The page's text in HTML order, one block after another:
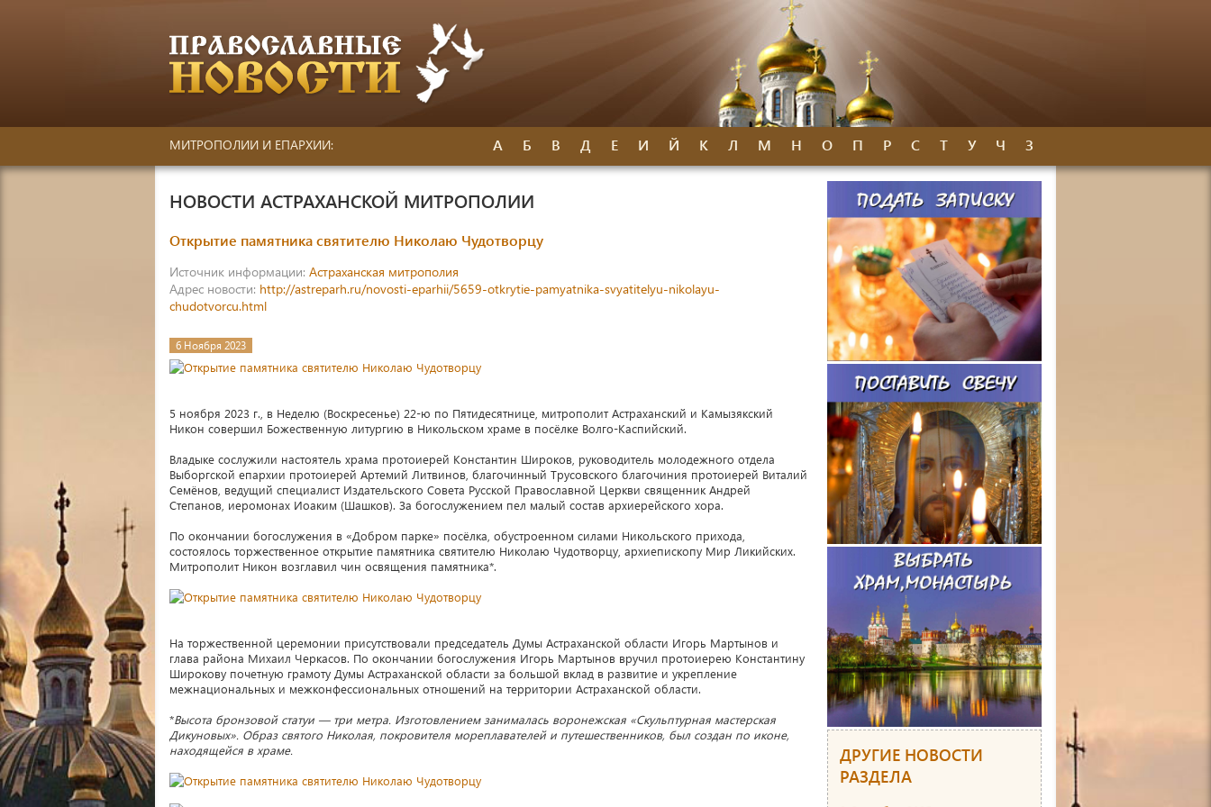
МИТРОПОЛИИ И ЕПАРХИИ: А Б В Д Е И Й К Л М Н О П Р С Т У Ч З
НОВОСТИ АСТРАХАНСКОЙ МИТРОПОЛИИ
Открытие памятника святителю Николаю Чудотворцу
Источник информации: Астраханская митрополия
Адрес новости: http://astreparh.ru/novosti-eparhii/5659-otkrytie-pamyatnika-svyatitelyu-nikolayu-
chudotvorcu.html
6 Ноября 2023
5 ноября 2023 г., в Неделю (Воскресенье) 22-ю по Пятидесятнице, митрополит Астраханский и Камызякский
Никон совершил Божественную литургию в Никольском храме в посёлке Волго-Каспийский.
Владыке сослужили настоятель храма протоиерей Константин Широков, руководитель молодежного отдела
Выборгской епархии протоиерей Артемий Литвинов, благочинный Трусовского благочиния протоиерей Виталий
Семёнов, ведущий специалист Издательского Совета Русской Православной Церкви священник Андрей
Степанов, иеромонах Иоаким (Шашков). За богослужением пел малый состав архиерейского хора.
По окончании богослужения в «Добром парке» посёлка, обустроенном силами Никольского прихода,
состоялось торжественное открытие памятника святителю Николаю Чудотворцу, архиепископу Мир Ликийских.
Митрополит Никон возглавил чин освящения памятника*.
На торжественной церемонии присутствовали председатель Думы Астраханской области Игорь Мартынов и
глава района Михаил Черкасов. По окончании богослужения Игорь Мартынов вручил протоиерею Константину
Широкову почетную грамоту Думы Астраханской области за большой вклад в развитие и укрепление
межнациональных и межконфессиональных отношений на территории Астраханской области.
*Высота бронзовой статуи — три метра. Изготовлением занималась воронежская «Скульптурная мастерская
Дикуновых». Образ святого Николая, покровителя мореплавателей и путешественников, был создан по иконе,
находящейся в храме.
ДРУГИЕ НОВОСТИ
РАЗДЕЛА